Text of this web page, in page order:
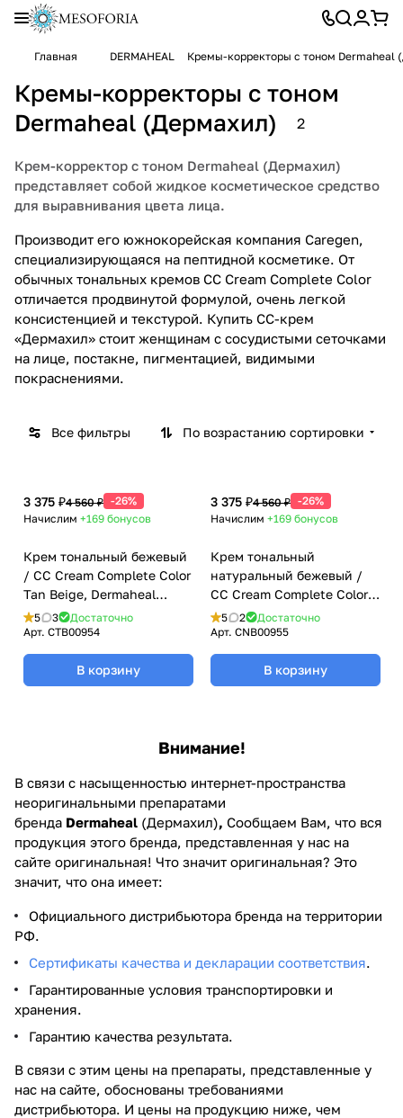
Главная DERMAHEAL Кремы-корректоры с тоном Dermaheal
Кремы-корректоры с тоном
Dermaheal (Дермахил)
2
Крем-корректор с тоном Dermaheal (Дермахил)
представляет собой жидкое косметическое средство
для выравнивания цвета лица.
Производит его южнокорейская компания Caregen,
специализирующаяся на пептидной косметике. От
обычных тональных кремов CC Cream Complete Color
отличается продвинутой формулой, очень легкой
консистенцией и текстурой. Купить СС-крем
«Дермахил» стоит женщинам с сосудистыми сеточками
на лице, постакне, пигментацией, видимыми
покраснениями.
Все фильтры По возрастанию сортировки
3 375 ₽4 560 ₽ -26%
Начислим +169 бонусов
Крем тональный бежевый
/ CC Cream Complete Color
Tan Beige, Dermaheal
(Дермахил), 50 мл
5 3
Достаточно
Арт. CTB00954
В корзину
3 375 ₽4 560 ₽ -26%
Начислим +169 бонусов
Крем тональный
натуральный бежевый /
CC Cream Complete Color
Natural Beige, Dermaheal
(Дермахил), 50 мл
5 2
Достаточно
Арт. CNB00955
В корзину
Внимание!
В связи с насыщенностью интернет-пространства
неоригинальными препаратами
бренда Dermaheal (Дермахил), Сообщаем Вам, что вся
продукция этого бренда, представленная у нас на
сайте оригинальная! Что значит оригинальная? Это
значит, что она имеет:
Официального дистрибьютора бренда на территории
РФ.
Сертификаты качества и декларации соответствия.
Гарантированные условия транспортировки и
хранения.
Гарантию качества результата.
В связи с этим цены на препараты, представленные у
нас на сайте, обоснованы требованиями
дистрибьютора. И цены на продукцию ниже, чем